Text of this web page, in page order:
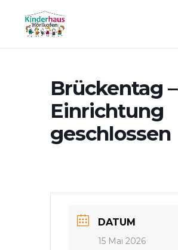
Brückentag –
Einrichtung
geschlossen
DATUM
15 Mai 2026